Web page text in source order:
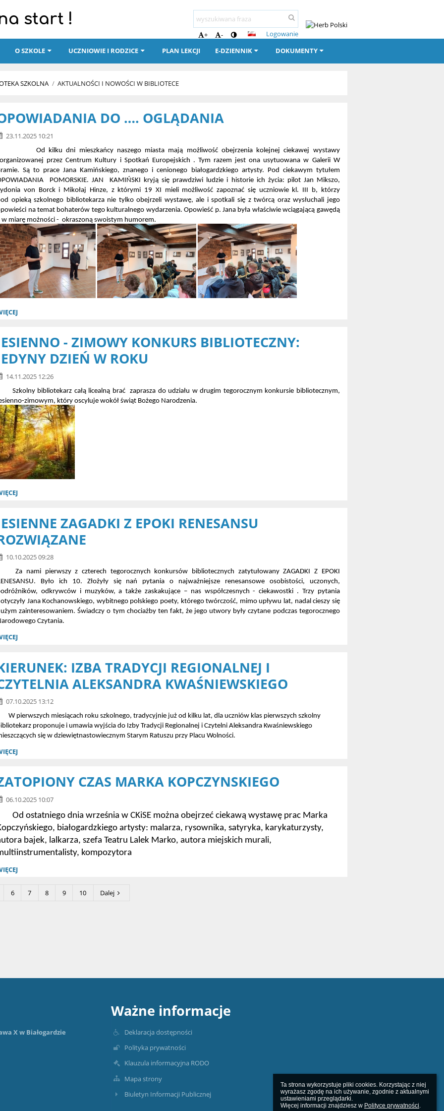
Ta strona wykorzystuje pliki cookies. Korzystając z niej
wyrażasz zgodę na ich używanie, zgodnie z aktualnymi
ustawieniami przeglądarki.
Więcej informacji znajdziesz w Polityce prywatności.
start !
+ -
Logowanie
O SZKOLE UCZNIOWIE I RODZICE PLAN LEKCJI E-DZIENNIK DOKUMENTY
SZKOLNA / AKTUALNOŚCI I NOWOŚCI W BIBLIOTECE
DO …. OGLĄDANIA
23.11.2025 10:21
kilku dni mieszkańcy naszego miasta mają możliwość obejrzenia kolejnej ciekawej wystawy
przez Centrum Kultury i Spotkań Europejskich . Tym razem jest ona usytuowana w Galerii W
Są to prace Jana Kamińskiego, znanego i cenionego białogardzkiego artysty. Pod ciekawym tytułem
POMORSKIE. JAN KAMIŃSKI kryją się prawdziwi ludzie i historie ich życia: pilot Jan Mikszo,
von Borck i Mikołaj Hinze, z którymi 19 XI mieli możliwość zapoznać się uczniowie kl. III b, którzy
opieką szkolnego bibliotekarza nie tylko obejrzeli wystawę, ale i spotkali się z twórcą oraz wysłuchali jego
na temat bohaterów tego kulturalnego wydarzenia. Opowieść p. Jana była właściwie wciągającą gawędą
w miarę możności - okraszoną swoistym humorem.
- ZIMOWY KONKURS BIBLIOTECZNY:
DZIEŃ W ROKU
14.11.2025 12:26
bibliotekarz całą licealną brać zaprasza do udziału w drugim tegorocznym konkursie bibliotecznym,
zimowym, który oscyluje wokół świąt Bożego Narodzenia.
ZAGADKI Z EPOKI RENESANSU
10.10.2025 09:28
nami pierwszy z czterech tegorocznych konkursów bibliotecznych zatytułowany ZAGADKI Z EPOKI
Było ich 10. Złożyły się nań pytania o najważniejsze renesansowe osobistości, uczonych,
odkrywców i muzyków, a także zaskakujące – nas współczesnych - ciekawostki . Trzy pytania
Jana Kochanowskiego, wybitnego polskiego poety, którego twórczość, mimo upływu lat, nadal cieszy się
zainteresowaniem. Świadczy o tym chociażby ten fakt, że jego utwory były czytane podczas tegorocznego
Czytania.
IZBA TRADYCJI REGIONALNEJ I
ALEKSANDRA KWAŚNIEWSKIEGO
07.10.2025 13:12
pierwszych miesiącach roku szkolnego, tradycyjnie już od kilku lat, dla uczniów klas pierwszych szkolny
proponuje i umawia wyjścia do Izby Tradycji Regionalnej i Czytelni Aleksandra Kwaśniewskiego
się w dziewiętnastowiecznym Starym Ratuszu przy Placu Wolności.
CZAS MARKA KOPCZYNSKIEGO
06.10.2025 10:07
ostatniego dnia września w CKiSE można obejrzeć ciekawą wystawę prac Marka
białogardzkiego artysty: malarza, rysownika, satyryka, karykaturzysty,
bajek, lalkarza, szefa Teatru Lalek Marko, autora miejskich murali,
kompozytora
6 7 8 9 10 Dalej
X w Białogardzie
Ważne informacje
Deklaracja dostępności
Polityka prywatności
Klauzula informacyjna RODO
Mapa strony
Biuletyn Informacji Publicznej